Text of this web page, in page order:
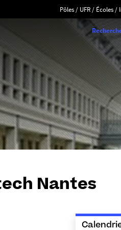
Pôles / UFR / Écoles /
Nantes